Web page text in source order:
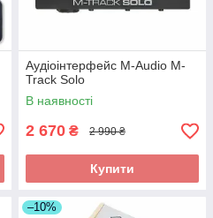
Аудіоінтерфейс M-Audio M-
Track Solo
В наявності
2 670 ₴ 2 990 ₴
Купити
–10%